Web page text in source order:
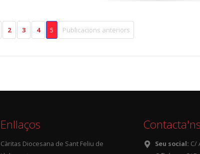
2 3 4 5 Publicacions anteriors
Enllaços
Càritas Diocesana de Sant Feliu de
Seu social: C/